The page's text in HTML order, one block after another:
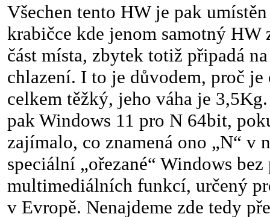
Všechen tento HW je pak
krabičce kde jenom samotný HW
část místa, zbytek totiž připadá
chlazení. I to je důvodem, proč
celkem těžký, jeho váha je
pak Windows 11 pro N 64bit,
zajímalo, co znamená ono „N“ v
speciální „ořezané“ Windows
multimediálních funkcí, určený
v Evropě. Nenajdeme zde tedy